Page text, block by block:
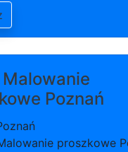
Malowanie
Poznań
proszkowe